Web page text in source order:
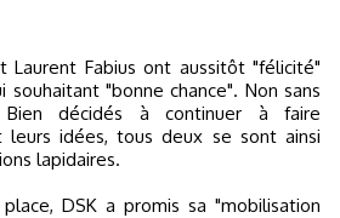
souhaitant "bonne chance". Non sans
Bien décidés à continuer à faire
idées, tous deux se sont ainsi
lapidaires.
DSK a promis sa "mobilisation